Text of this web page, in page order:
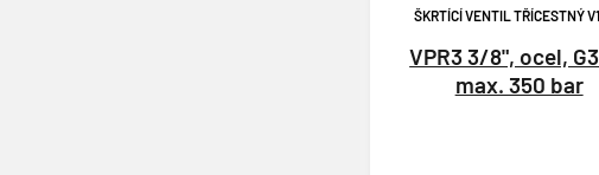
ŠKRTÍCÍ VENTIL TŘÍCESTNÝ
VPR3 3/8", ocel,
max. 350 bar